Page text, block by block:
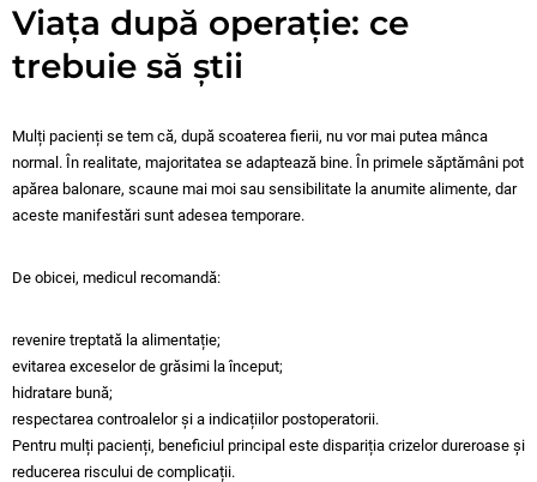
Viața după operație: ce
trebuie să știi
Mulți pacienți se tem că, după scoaterea fierii, nu vor mai putea mânca
normal. În realitate, majoritatea se adaptează bine. În primele săptămâni pot
apărea balonare, scaune mai moi sau sensibilitate la anumite alimente, dar
aceste manifestări sunt adesea temporare.
De obicei, medicul recomandă:
revenire treptată la alimentație;
evitarea exceselor de grăsimi la început;
hidratare bună;
respectarea controalelor și a indicațiilor postoperatorii.
Pentru mulți pacienți, beneficiul principal este dispariția crizelor dureroase și
reducerea riscului de complicații.